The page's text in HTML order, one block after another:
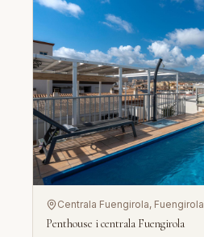
Centrala Fuengirola, Fuengirola
Penthouse i centrala Fuengirola